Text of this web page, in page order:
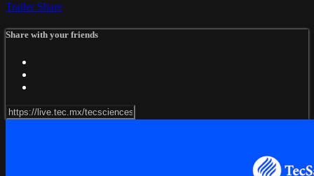
Trailer Share
Share with your friends